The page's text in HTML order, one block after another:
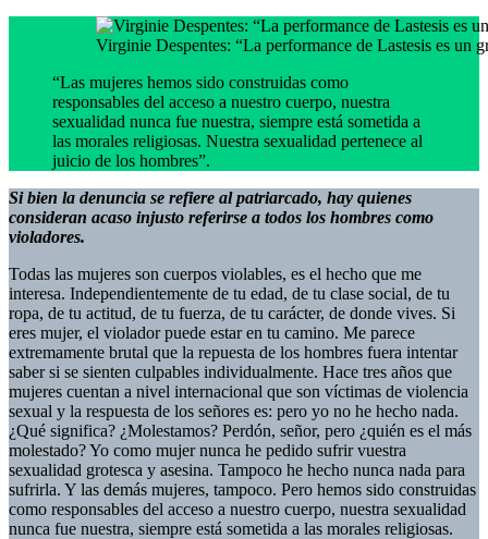
Virginie Despentes: “La performance de Lastesis es un
“Las mujeres hemos sido construidas como
responsables del acceso a nuestro cuerpo, nuestra
sexualidad nunca fue nuestra, siempre está sometida a
las morales religiosas. Nuestra sexualidad pertenece al
juicio de los hombres”.
Si bien la denuncia se refiere al patriarcado, hay quienes
consideran acaso injusto referirse a todos los hombres como
violadores.
Todas las mujeres son cuerpos violables, es el hecho que me
interesa. Independientemente de tu edad, de tu clase social, de tu
ropa, de tu actitud, de tu fuerza, de tu carácter, de donde vives. Si
eres mujer, el violador puede estar en tu camino. Me parece
extremamente brutal que la repuesta de los hombres fuera intentar
saber si se sienten culpables individualmente. Hace tres años que
mujeres cuentan a nivel internacional que son víctimas de violencia
sexual y la respuesta de los señores es: pero yo no he hecho nada.
¿Qué significa? ¿Molestamos? Perdón, señor, pero ¿quién es el más
molestado? Yo como mujer nunca he pedido sufrir vuestra
sexualidad grotesca y asesina. Tampoco he hecho nunca nada para
sufrirla. Y las demás mujeres, tampoco. Pero hemos sido construidas
como responsables del acceso a nuestro cuerpo, nuestra sexualidad
nunca fue nuestra, siempre está sometida a las morales religiosas.